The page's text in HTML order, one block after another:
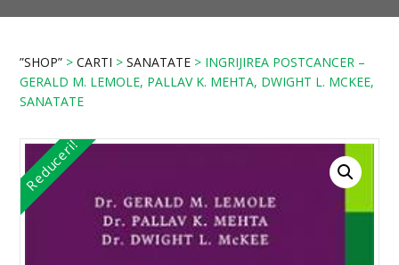
”SHOP” >CARTI >SANATATE > INGRIJIREA POSTCANCER –
GERALD M. LEMOLE, PALLAV K. MEHTA, DWIGHT L. MCKEE,
SANATATE
Reduceri!